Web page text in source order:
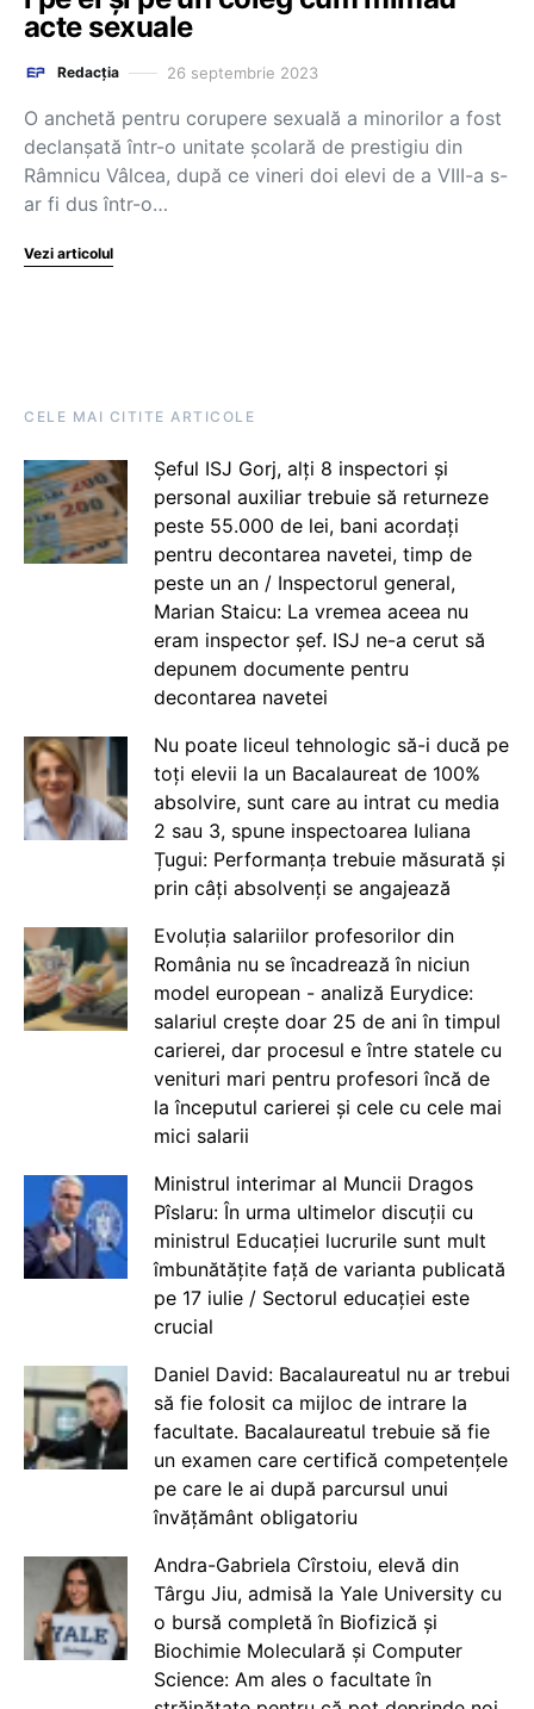
acte sexuale
Redacția 26 septembrie 2023
O anchetă pentru corupere sexuală a minorilor a fost
declanşată într-o unitate şcolară de prestigiu din
Râmnicu Vâlcea, după ce vineri doi elevi de a VIII-a s-
ar fi dus într-o…
Vezi articolul
CELE MAI CITITE ARTICOLE
Șeful ISJ Gorj, alți 8 inspectori și
personal auxiliar trebuie să returneze
peste 55.000 de lei, bani acordați
pentru decontarea navetei, timp de
peste un an / Inspectorul general,
Marian Staicu: La vremea aceea nu
eram inspector șef. ISJ ne-a cerut să
depunem documente pentru
decontarea navetei
Nu poate liceul tehnologic să-i ducă pe
toți elevii la un Bacalaureat de 100%
absolvire, sunt care au intrat cu media
2 sau 3, spune inspectoarea Iuliana
Țugui: Performanța trebuie măsurată și
prin câți absolvenți se angajează
Evoluția salariilor profesorilor din
România nu se încadrează în niciun
model european - analiză Eurydice:
salariul crește doar 25 de ani în timpul
carierei, dar procesul e între statele cu
venituri mari pentru profesori încă de
la începutul carierei și cele cu cele mai
mici salarii
Ministrul interimar al Muncii Dragos
Pîslaru: În urma ultimelor discuții cu
ministrul Educației lucrurile sunt mult
îmbunătățite față de varianta publicată
pe 17 iulie / Sectorul educației este
crucial
Daniel David: Bacalaureatul nu ar trebui
să fie folosit ca mijloc de intrare la
facultate. Bacalaureatul trebuie să fie
un examen care certifică competențele
pe care le ai după parcursul unui
învățământ obligatoriu
Andra-Gabriela Cîrstoiu, elevă din
Târgu Jiu, admisă la Yale University cu
o bursă completă în Biofizică și
Biochimie Moleculară și Computer
Science: Am ales o facultate în